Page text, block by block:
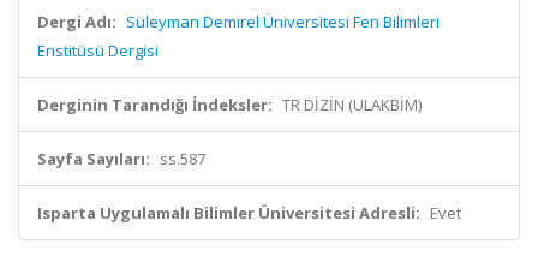
Dergi Adı: Süleyman Demirel Üniversitesi Fen Bilimleri
Enstitüsü Dergisi
Derginin Tarandığı İndeksler: TR DİZİN (ULAKBİM)
Sayfa Sayıları: ss.587
Isparta Uygulamalı Bilimler Üniversitesi Adresli: Evet